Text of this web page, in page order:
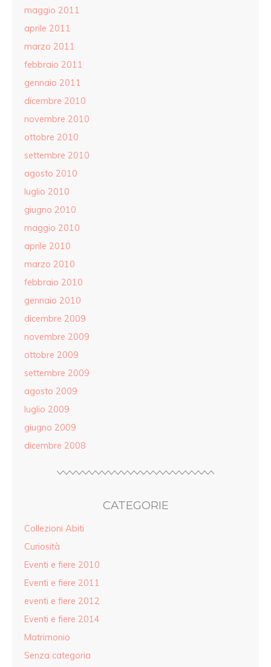
maggio 2011
aprile 2011
marzo 2011
febbraio 2011
gennaio 2011
dicembre 2010
novembre 2010
ottobre 2010
settembre 2010
agosto 2010
luglio 2010
giugno 2010
maggio 2010
aprile 2010
marzo 2010
febbraio 2010
gennaio 2010
dicembre 2009
novembre 2009
ottobre 2009
settembre 2009
agosto 2009
luglio 2009
giugno 2009
dicembre 2008
CATEGORIE
Collezioni Abiti
Curiosità
Eventi e fiere 2010
Eventi e fiere 2011
eventi e fiere 2012
Eventi e fiere 2014
Matrimonio
Senza categoria